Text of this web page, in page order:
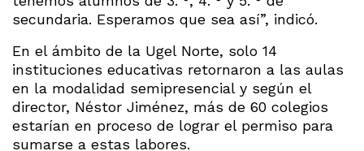
secundaria. Esperamos que sea así”, indicó.
En el ámbito de la Ugel Norte, solo 14
instituciones educativas retornaron a las aulas
en la modalidad semipresencial y según el
director, Néstor Jiménez, más de 60 colegios
estarían en proceso de lograr el permiso para
sumarse a estas labores.